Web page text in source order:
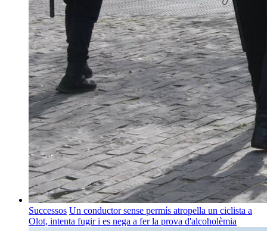
Successos Un conductor sense permís atropella un ciclista a
Olot, intenta fugir i es nega a fer la prova d'alcoholèmia